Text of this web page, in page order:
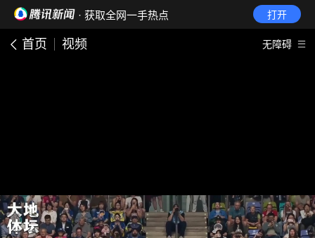
· 获取全网一手热点 打开
首页 视频 无障碍